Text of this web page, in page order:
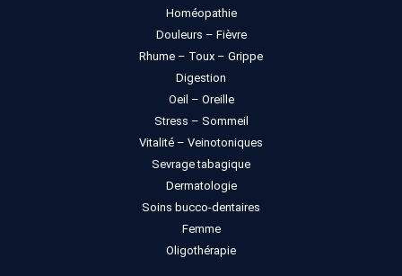
Homéopathie
Douleurs – Fièvre
Rhume – Toux – Grippe
Digestion
Oeil – Oreille
Stress – Sommeil
Vitalité – Veinotoniques
Sevrage tabagique
Dermatologie
Soins bucco-dentaires
Femme
Oligothérapie